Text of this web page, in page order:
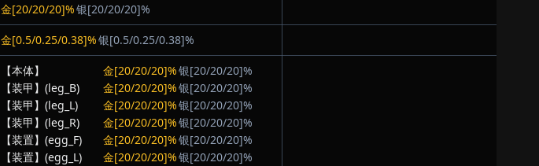
金[20/20/20]%银[20/20/20]%
金[0.5/0.25/0.38]%银[0.5/0.25/0.38]%
【本体】 金[20/20/20]%银[20/20/20]%
【装甲】(leg_B)
金[20/20/20]%银[20/20/20]%
【装甲】(leg_L)
金[20/20/20]%银[20/20/20]%
【装甲】(leg_R)
金[20/20/20]%银[20/20/20]%
【装置】(egg_F)
金[20/20/20]%银[20/20/20]%
【装置】(egg_L)
金[20/20/20]%银[20/20/20]%